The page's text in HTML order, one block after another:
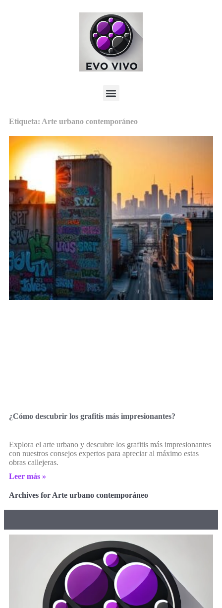
Etiqueta: Arte urbano contemporáneo
¿Cómo descubrir los grafitis más impresionantes?
Explora el arte urbano y descubre los grafitis más impresionantes
con nuestros consejos expertos para apreciar al máximo estas
obras callejeras.
Leer más »
Archives for Arte urbano contemporáneo